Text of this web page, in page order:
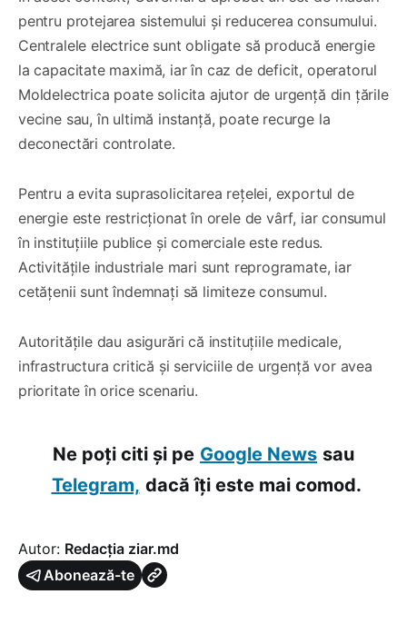
pentru protejarea sistemului și reducerea consumului.
Centralele electrice sunt obligate să producă energie
la capacitate maximă, iar în caz de deficit, operatorul
Moldelectrica poate solicita ajutor de urgență din țările
vecine sau, în ultimă instanță, poate recurge la
deconectări controlate.
Pentru a evita suprasolicitarea rețelei, exportul de
energie este restricționat în orele de vârf, iar consumul
în instituțiile publice și comerciale este redus.
Activitățile industriale mari sunt reprogramate, iar
cetățenii sunt îndemnați să limiteze consumul.
Autoritățile dau asigurări că instituțiile medicale,
infrastructura critică și serviciile de urgență vor avea
prioritate în orice scenariu.
Ne poți citi și pe Google News sau
Telegram, dacă îți este mai comod.
Autor: Redacția ziar.md
Abonează-te